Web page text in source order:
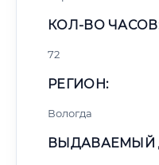
КОЛ-ВО
72
РЕГИОН:
Вологда
ВЫДАВАЕМЫЙ